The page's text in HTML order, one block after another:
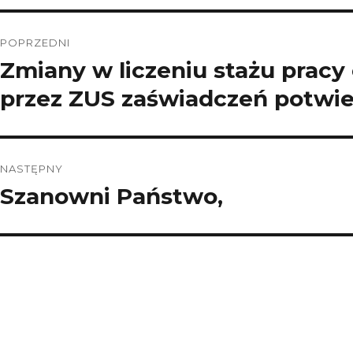
wpisu
POPRZEDNI
Poprzedni
Zmiany w liczeniu stażu pracy
przez ZUS zaświadczeń
NASTĘPNY
Następny
Szanowni Państwo,